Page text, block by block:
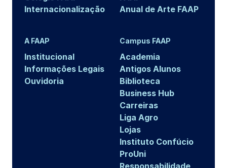
Internacionalização
Anual de Arte FAAP
A FAAP
Institucional
Informações Legais
Ouvidoria
Campus FAAP
Academia
Antigos Alunos
Biblioteca
Business Hub
Carreiras
Liga Agro
Lojas
Instituto Confúcio
ProUni
Responsabilidade